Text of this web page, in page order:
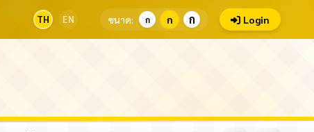
TH EN ขนาด: ก ก ก Login